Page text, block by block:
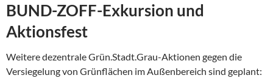
BUND-ZOFF-Exkursion und
Aktionsfest
Weitere dezentrale Grün.Stadt.Grau-Aktionen gegen die
Versiegelung von Grünflächen im Außenbereich sind geplant: